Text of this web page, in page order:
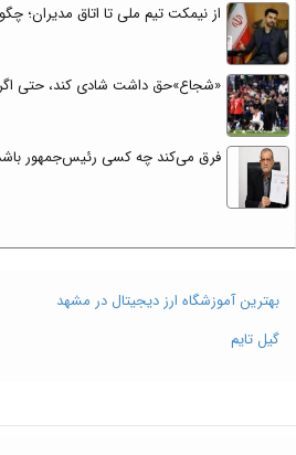
از نیمکت تیم ملی تا اتاق
«شجاع»حق داشت شادی کند، حتی
فرق می‌کند چه کسی رئیس‌جمهور
بهترین آموزشگاه ارز دیجیتال در مشهد
گیل تایم